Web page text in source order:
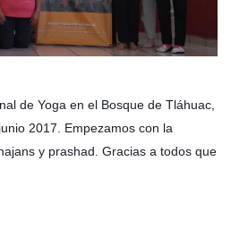
de Yoga en el Bosque de Tláhuac,
2017. Empezamos con la
y prashad. Gracias a todos que